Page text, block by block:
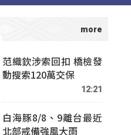
范織欽涉索回扣 橋檢發
動搜索120萬交保
12:21
白海豚8/8、9離台最近
北部戒備強風大雨